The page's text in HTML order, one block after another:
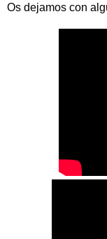
Os dejamos con